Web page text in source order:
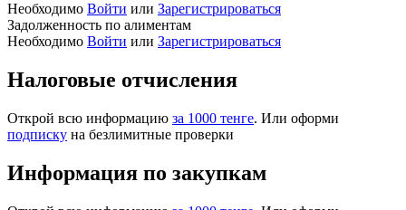
Необходимо Войти или Зарегистрироваться
Задолженность по алиментам
Необходимо Войти или Зарегистрироваться
Налоговые отчисления
Открой всю информацию за 1000 тенге. Или оформи
подписку на безлимитные проверки
Информация по закупкам